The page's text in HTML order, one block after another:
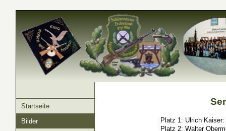
Startseite
Bilder
Platz 1: Ulrich
Platz 2: Walter